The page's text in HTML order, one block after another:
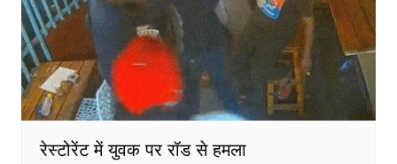
रेस्टोरेंट में युवक पर रॉड से हमला